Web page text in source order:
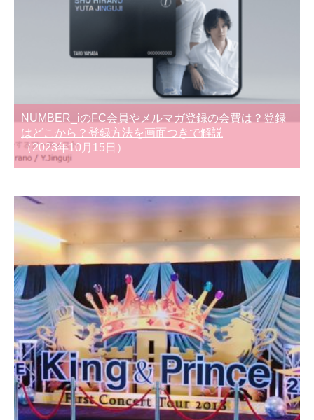
NUMBER_iのFC会員やメルマガ登録の会費は？登録
はどこから？登録方法を画面つきで解説
（2023年10月15日）